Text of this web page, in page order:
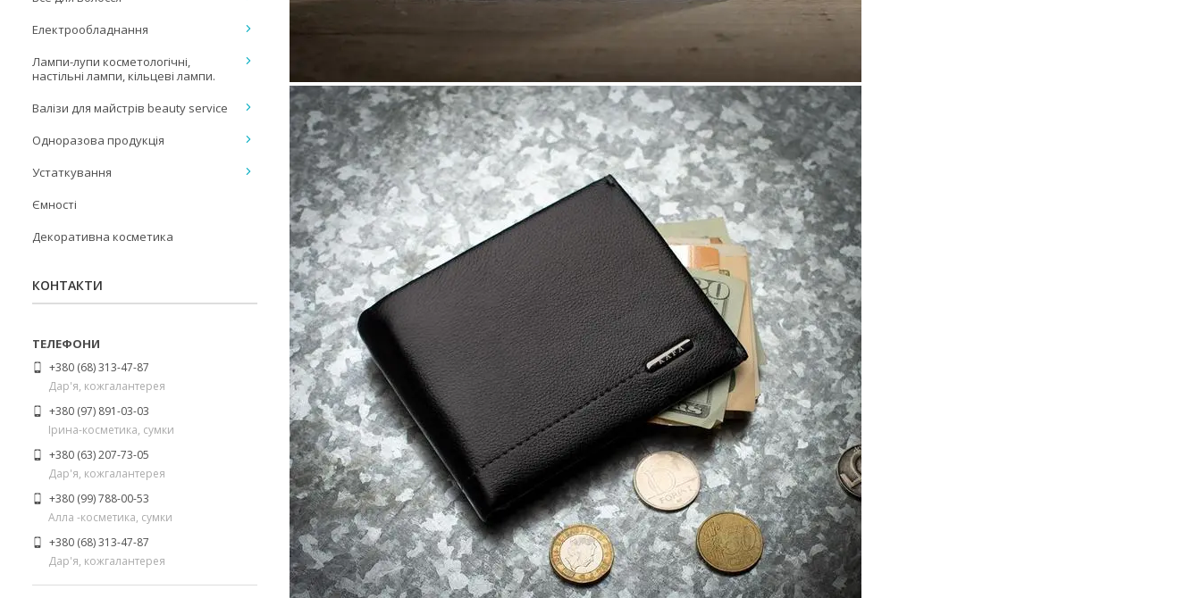
Електрообладнання
Лампи-лупи косметологічні,
настільні лампи, кільцеві лампи.
Валізи для майстрів beauty service
Одноразова продукція
Устаткування
Ємності
Декоративна косметика
КОНТАКТИ
+380 (68) 313-47-87
Дар'я, кожгалантерея
+380 (97) 891-03-03
Ірина-косметика, сумки
+380 (63) 207-73-05
Дар'я, кожгалантерея
+380 (99) 788-00-53
Алла -косметика, сумки
+380 (68) 313-47-87
Дар'я, кожгалантерея